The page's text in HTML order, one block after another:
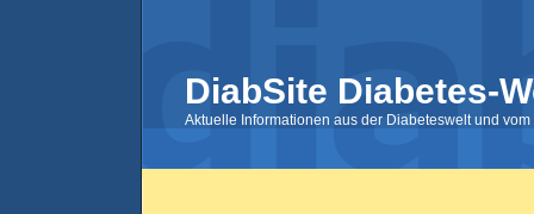
DiabSite Diabetes-
Aktuelle Informationen aus der Diabeteswelt und